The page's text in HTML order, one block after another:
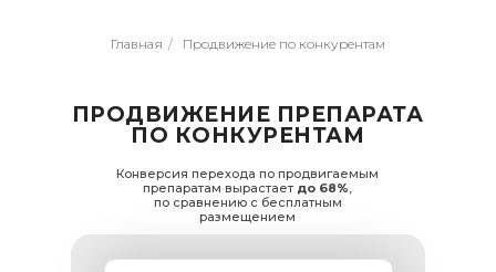
Главная / Продвижение по конкурентам
ПРОДВИЖЕНИЕ ПРЕПАРАТА
ПО КОНКУРЕНТАМ
Конверсия перехода по продвигаемым
препаратам вырастает до 68%,
по сравнению с бесплатным
размещением
ЗАЯВКА НА
Заполните форму и наш
специалист свяжется с вами и
расскажет обо всех рекламных
возможностях проекта 103.BY для
продвижения препаратов и БАД.